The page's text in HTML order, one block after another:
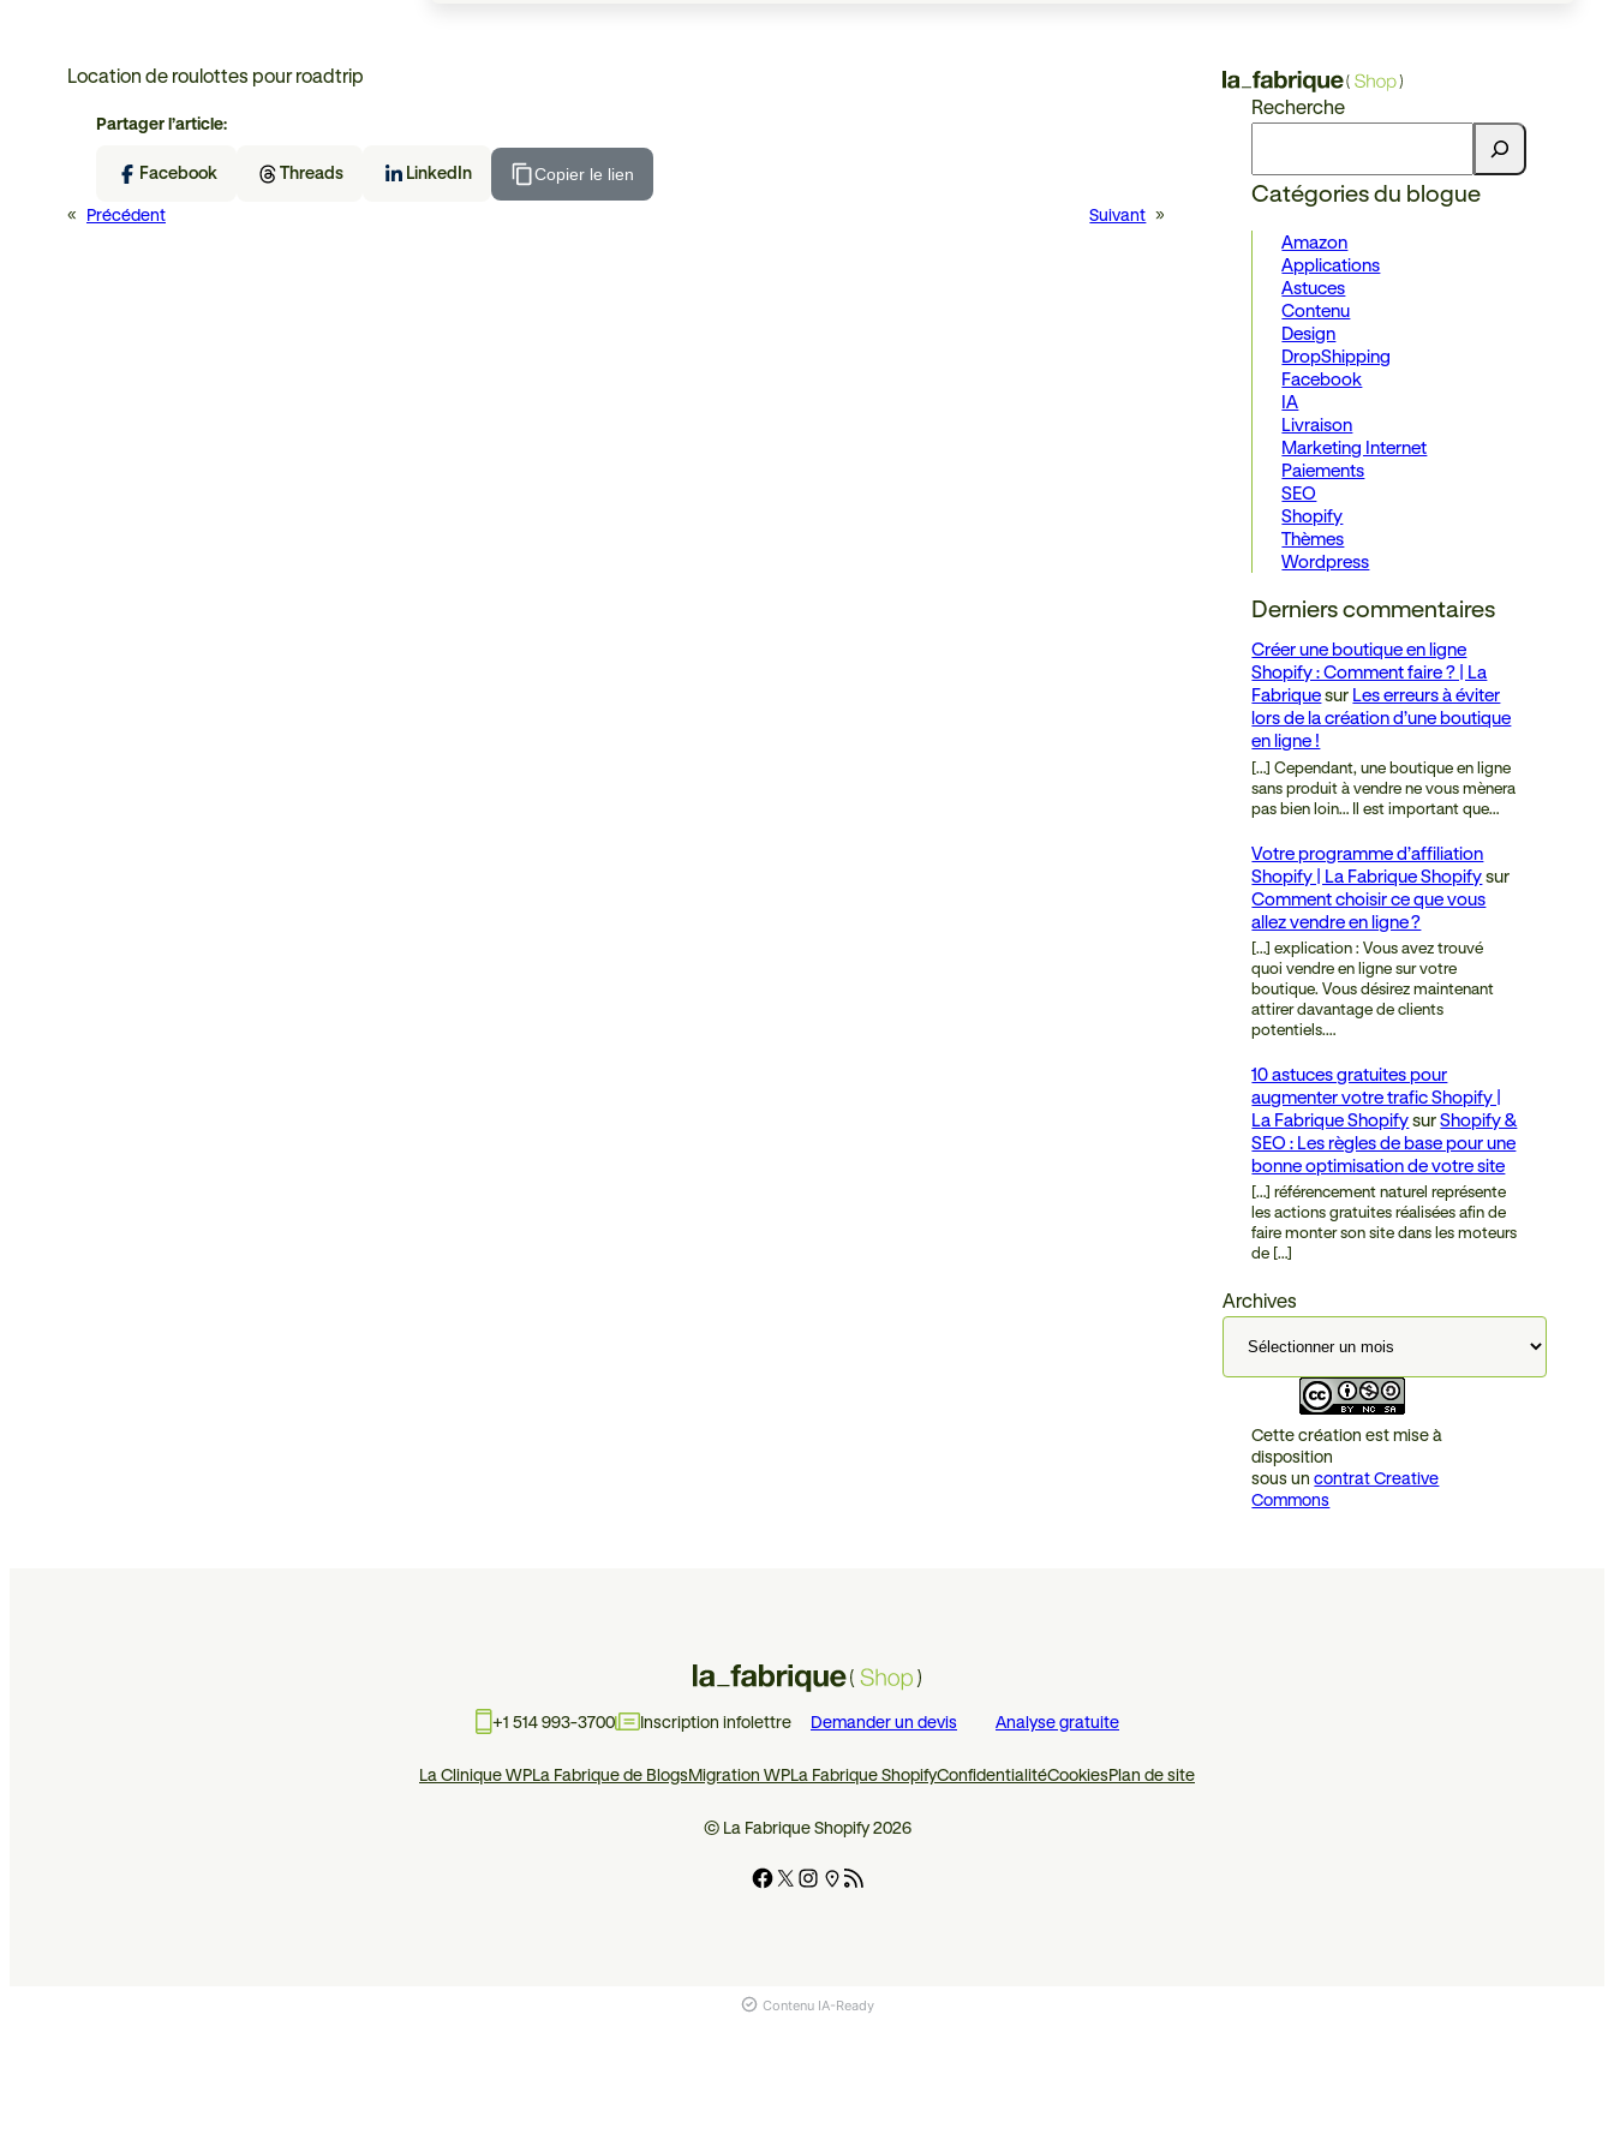
Location de roulottes pour roadtrip
Partager l’article:
Facebook Threads LinkedIn Copier le lien
« Précédent Suivant »
Recherche
Catégories du blogue
Amazon
Applications
Astuces
Contenu
Design
DropShipping
Facebook
IA
Livraison
Marketing Internet
Paiements
SEO
Shopify
Thèmes
Wordpress
Derniers commentaires
Créer une boutique en ligne
Shopify : Comment faire ? | La
Fabriquesur Les erreurs à éviter
lors de la création d’une boutique
en ligne !
[…] Cependant, une boutique en ligne
sans produit à vendre ne vous mènera
pas bien loin… Il est important que…
Votre programme d’affiliation
Shopify | La Fabrique Shopifysur
Comment choisir ce que vous
allez vendre en ligne ?
[…] explication : Vous avez trouvé
quoi vendre en ligne sur votre
boutique. Vous désirez maintenant
attirer davantage de clients
potentiels.…
10 astuces gratuites pour
augmenter votre trafic Shopify |
La Fabrique ShopifysurShopify &
SEO : Les règles de base pour une
bonne optimisation de votre site
[…] référencement naturel représente
les actions gratuites réalisées afin de
faire monter son site dans les moteurs
de […]
Archives
Cette création est mise à
disposition
sous uncontrat Creative
Commons
+1 514 993-3700 Inscription infolettre Demander un devis Analyse gratuite
La Clinique WPLa Fabrique de BlogsMigration WPLa Fabrique ShopifyConfidentialitéCookiesPlan de site
© La Fabrique Shopify 2026
Contenu IA-Ready